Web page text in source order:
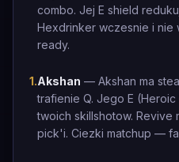
combo. Jej E shield
Hexdrinker wczesnie i nie
ready.
1.Akshan — Akshan ma
trafienie Q. Jego E
twoich skillshotow. Revive
pick'i. Ciezki matchup —